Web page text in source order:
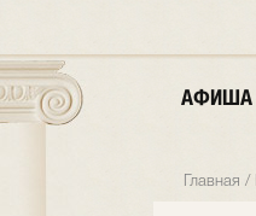
АФИША
Главная /